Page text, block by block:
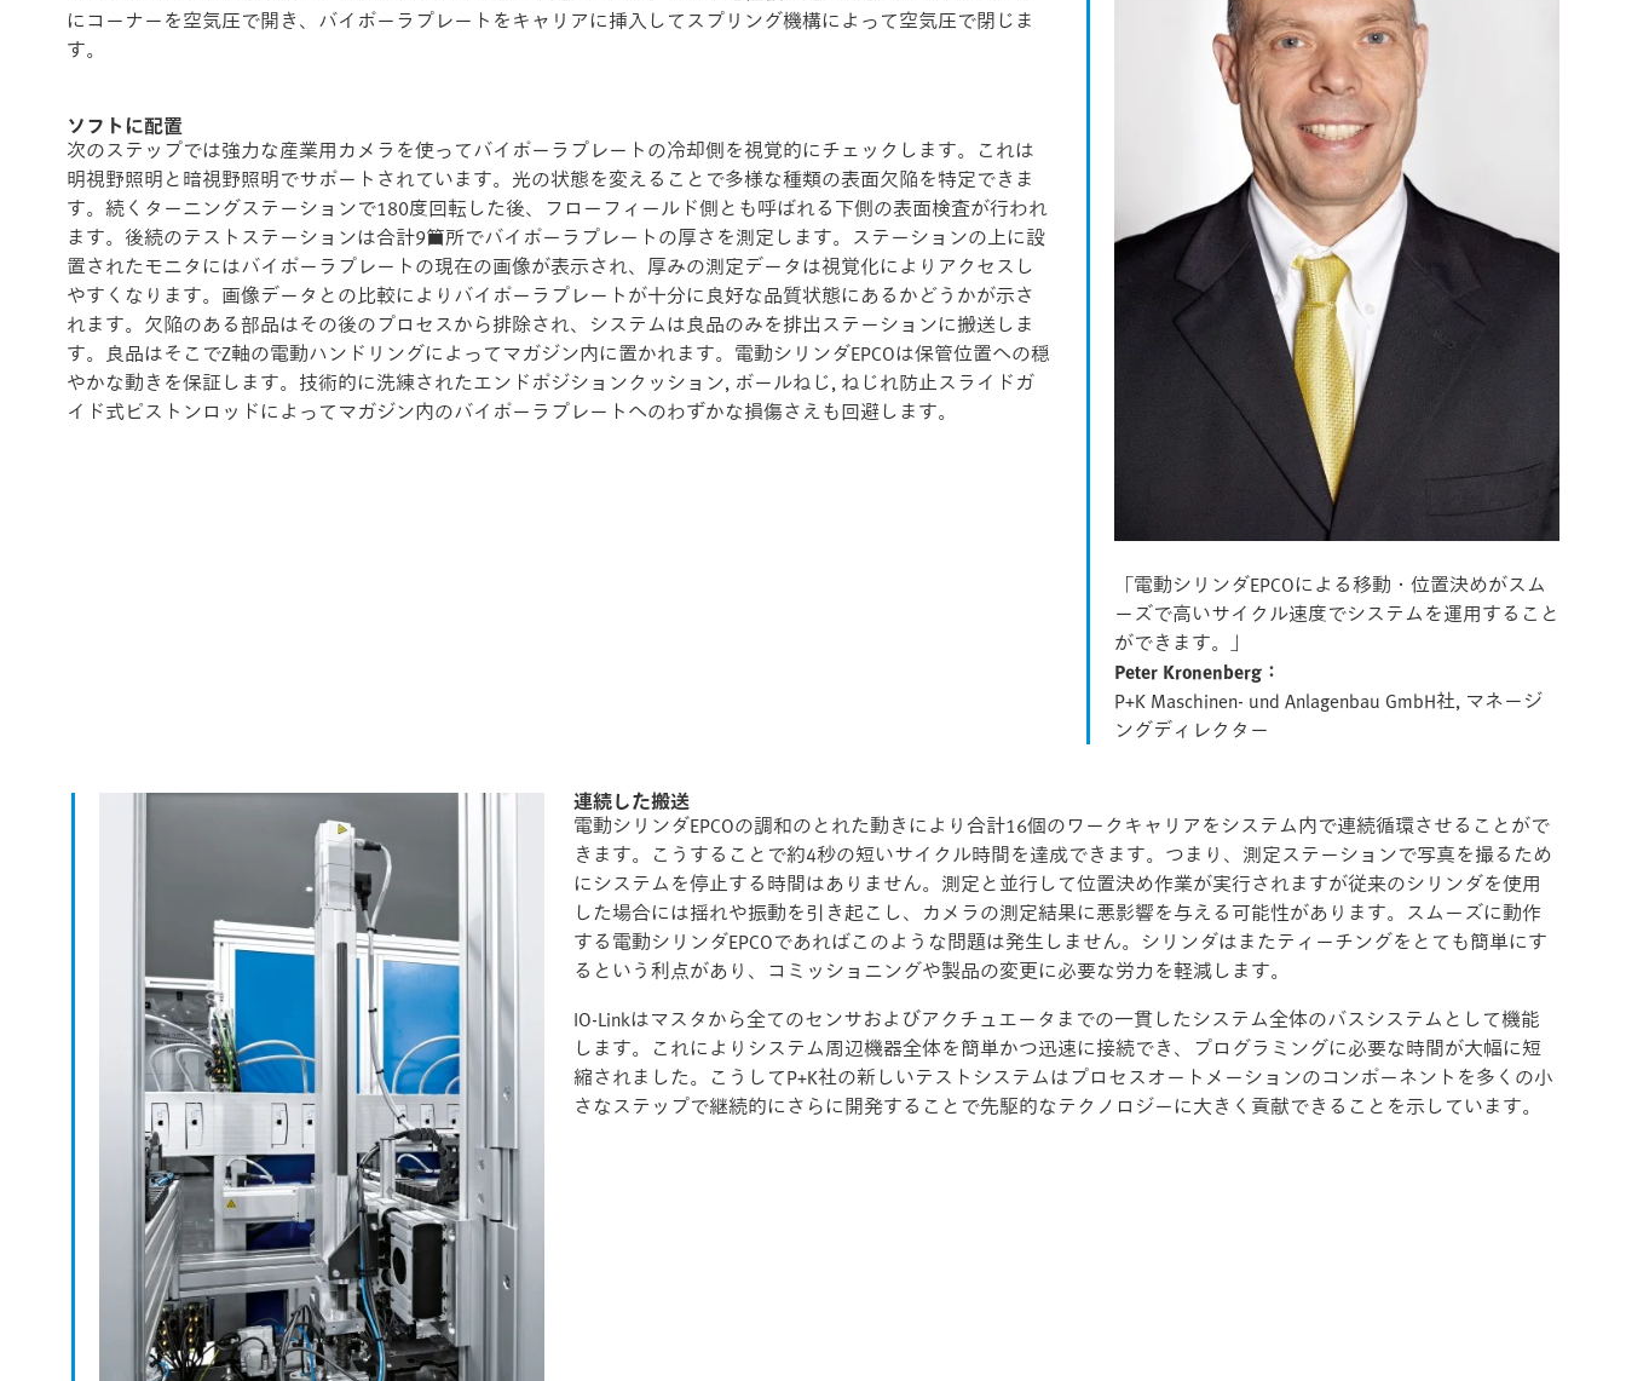
にコーナーを空気圧で開き、バイポーラプレートをキャリアに挿入してスプリング機構によって空気圧で閉じま
す。
ソフトに配置
次のステップでは強力な産業用カメラを使ってバイポーラプレートの冷却側を視覚的にチェックします。これは
明視野照明と暗視野照明でサポートされています。光の状態を変えることで多様な種類の表面欠陥を特定できま
す。続くターニングステーションで180度回転した後、フローフィールド側とも呼ばれる下側の表面検査が行われ
ます。後続のテストステーションは合計9箇所でバイポーラプレートの厚さを測定します。ステーションの上に設
置されたモニタにはバイポーラプレートの現在の画像が表示され、厚みの測定データは視覚化によりアクセスし
やすくなります。画像データとの比較によりバイポーラプレートが十分に良好な品質状態にあるかどうかが示さ
れます。欠陥のある部品はその後のプロセスから排除され、システムは良品のみを排出ステーションに搬送しま
す。良品はそこでZ軸の電動ハンドリングによってマガジン内に置かれます。電動シリンダEPCOは保管位置への穏
やかな動きを保証します。技術的に洗練されたエンドポジションクッション, ボールねじ, ねじれ防止スライドガ
イド式ピストンロッドによってマガジン内のバイポーラプレートへのわずかな損傷さえも回避します。
「電動シリンダEPCOによる移動・位置決めがスム
ーズで高いサイクル速度でシステムを運用すること
ができます。」
Peter Kronenberg：
P+K Maschinen- und Anlagenbau GmbH社, マネージ
ングディレクター
連続した搬送
電動シリンダEPCOの調和のとれた動きにより合計16個のワークキャリアをシステム内で連続循環させることがで
きます。こうすることで約4秒の短いサイクル時間を達成できます。つまり、測定ステーションで写真を撮るため
にシステムを停止する時間はありません。測定と並行して位置決め作業が実行されますが従来のシリンダを使用
した場合には揺れや振動を引き起こし、カメラの測定結果に悪影響を与える可能性があります。スムーズに動作
する電動シリンダEPCOであればこのような問題は発生しません。シリンダはまたティーチングをとても簡単にす
るという利点があり、コミッショニングや製品の変更に必要な労力を軽減します。
IO-Linkはマスタから全てのセンサおよびアクチュエータまでの一貫したシステム全体のバスシステムとして機能
します。これによりシステム周辺機器全体を簡単かつ迅速に接続でき、プログラミングに必要な時間が大幅に短
縮されました。こうしてP+K社の新しいテストシステムはプロセスオートメーションのコンポーネントを多くの小
さなステップで継続的にさらに開発することで先駆的なテクノロジーに大きく貢献できることを示しています。